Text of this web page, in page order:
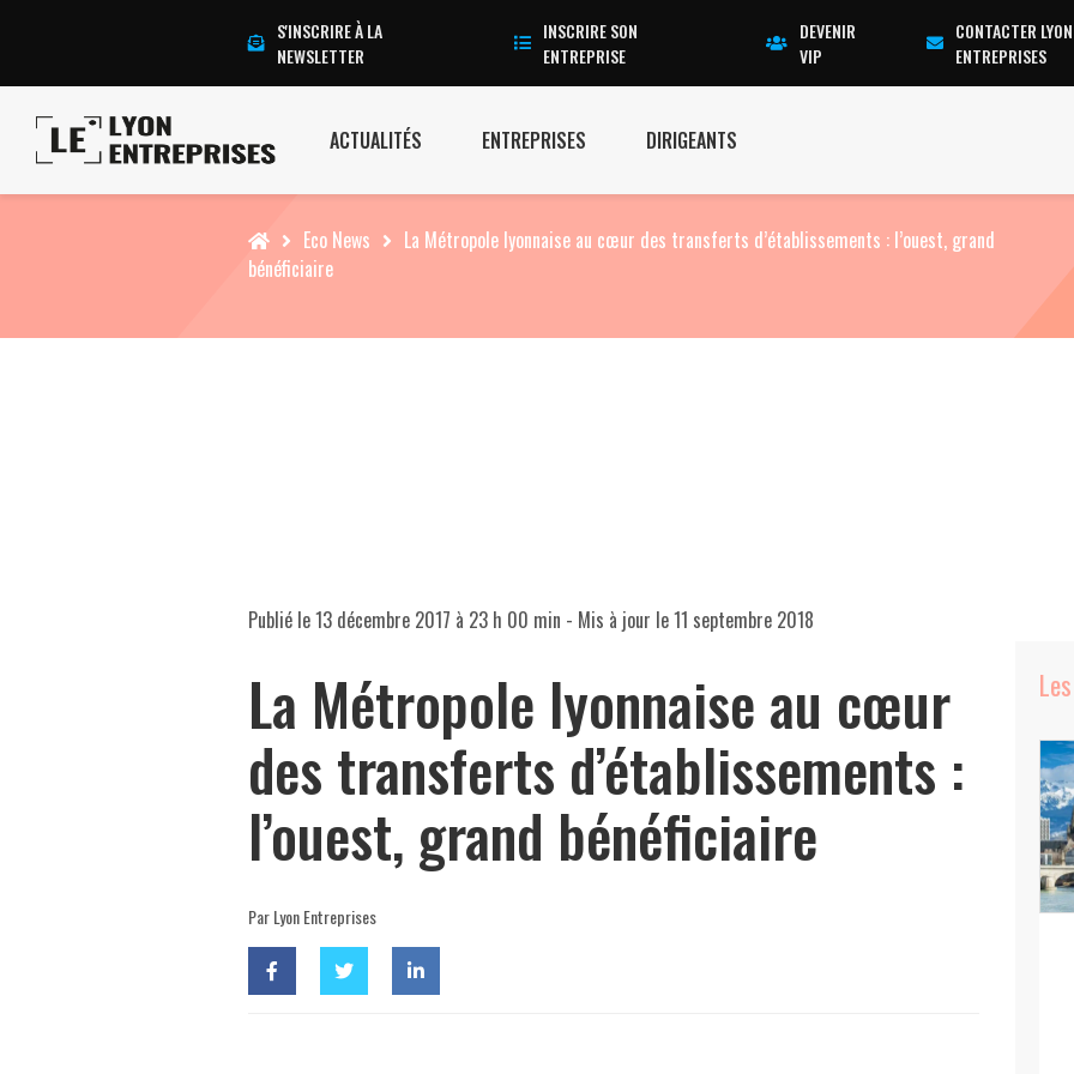
S'INSCRIRE À LA
NEWSLETTER
INSCRIRE SON
ENTREPRISE
DEVENIR
VIP
CONTACTER LYON
ENTREPRISES
ACTUALITÉS ENTREPRISES DIRIGEANTS
Accueil Eco News
La Métropole lyonnaise au cœur des transferts d’établissements : l’ouest, grand
bénéficiaire
Publié le13 décembre 2017 à 23 h 00 min - Mis à jour le11 septembre 2018
La Métropole lyonnaise au cœur
des transferts d’établissements :
l’ouest, grand bénéficiaire
Par Lyon Entreprises